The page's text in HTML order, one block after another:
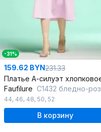
-31%
159.62 BYN231.33
Faufilure C1432 бледно-розовый
44, 46, 48, 50, 52
В корзину